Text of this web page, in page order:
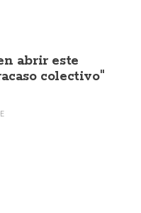
abrir este
colectivo"